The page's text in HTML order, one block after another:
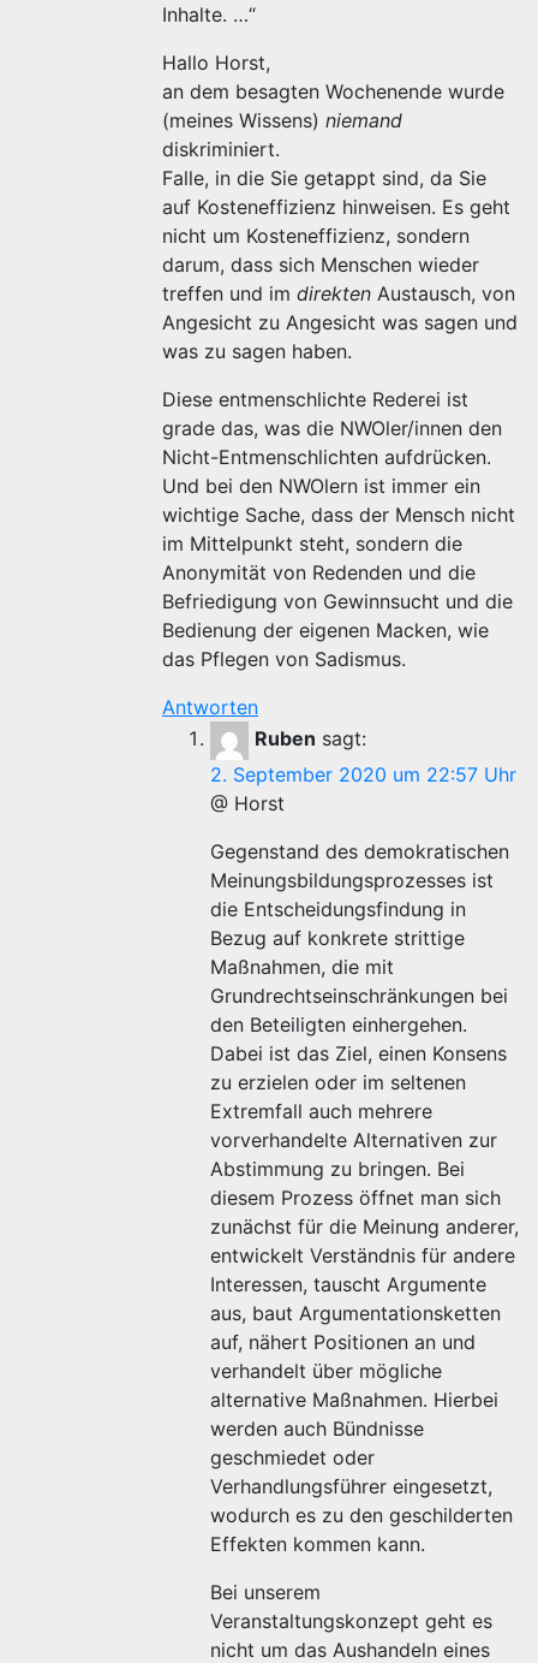
Inhalte. …“
Hallo Horst,
an dem besagten Wochenende wurde
(meines Wissens) niemand
diskriminiert.
Falle, in die Sie getappt sind, da Sie
auf Kosteneffizienz hinweisen. Es geht
nicht um Kosteneffizienz, sondern
darum, dass sich Menschen wieder
treffen und im direkten Austausch, von
Angesicht zu Angesicht was sagen und
was zu sagen haben.
Diese entmenschlichte Rederei ist
grade das, was die NWOler/innen den
Nicht-Entmenschlichten aufdrücken.
Und bei den NWOlern ist immer ein
wichtige Sache, dass der Mensch nicht
im Mittelpunkt steht, sondern die
Anonymität von Redenden und die
Befriedigung von Gewinnsucht und die
Bedienung der eigenen Macken, wie
das Pflegen von Sadismus.
Antworten
Ruben sagt:
2. September 2020 um 22:57 Uhr
@ Horst
Gegenstand des demokratischen
Meinungsbildungsprozesses ist
die Entscheidungsfindung in
Bezug auf konkrete strittige
Maßnahmen, die mit
Grundrechtseinschränkungen bei
den Beteiligten einhergehen.
Dabei ist das Ziel, einen Konsens
zu erzielen oder im seltenen
Extremfall auch mehrere
vorverhandelte Alternativen zur
Abstimmung zu bringen. Bei
diesem Prozess öffnet man sich
zunächst für die Meinung anderer,
entwickelt Verständnis für andere
Interessen, tauscht Argumente
aus, baut Argumentationsketten
auf, nähert Positionen an und
verhandelt über mögliche
alternative Maßnahmen. Hierbei
werden auch Bündnisse
geschmiedet oder
Verhandlungsführer eingesetzt,
wodurch es zu den geschilderten
Effekten kommen kann.
Bei unserem
Veranstaltungskonzept geht es
nicht um das Aushandeln eines